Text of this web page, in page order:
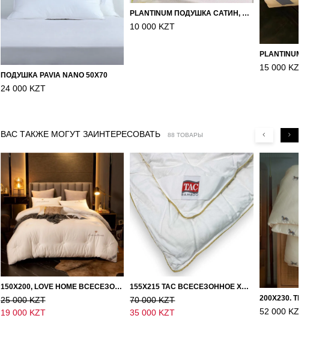
ПОДУШКА PAVIA NANO 50X70
24 000 KZT
PLANTINUM ПОДУШКА САТИН, ШЕЛК 50Х70
10 000 KZT
15 000 KZT
ВАС ТАКЖЕ МОГУТ ЗАИНТЕРЕСОВАТЬ 88 ТОВАРЫ
150Х200, LOVE HOME ВСЕСЕЗОННОЕ ОДЕЯЛО ИЗ ХЛОПКА С НАПОЛНИТЕЛЕМ МИКРОГЕЛЬ
25 000 KZT
19 000 KZT
155Х215 TAC ВСЕСЕЗОННОЕ ХЛОПКОВОЕ ОДЕЯЛО ИЗ БАМБУКОВОГО ВОЛОКНА
70 000 KZT
35 000 KZT
52 000 KZT